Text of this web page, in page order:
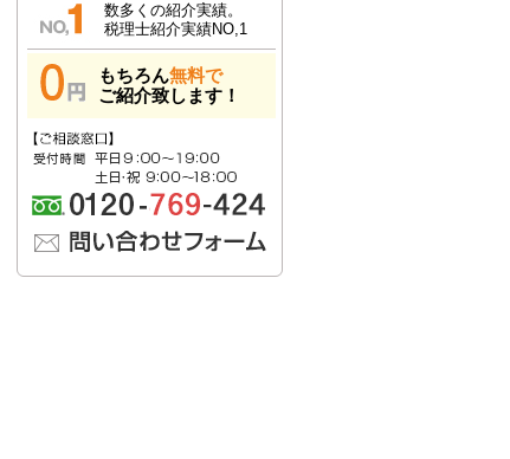
数多くの紹介実績。
税理士紹介実績NO,1
もちろん無料で
ご紹介致します！